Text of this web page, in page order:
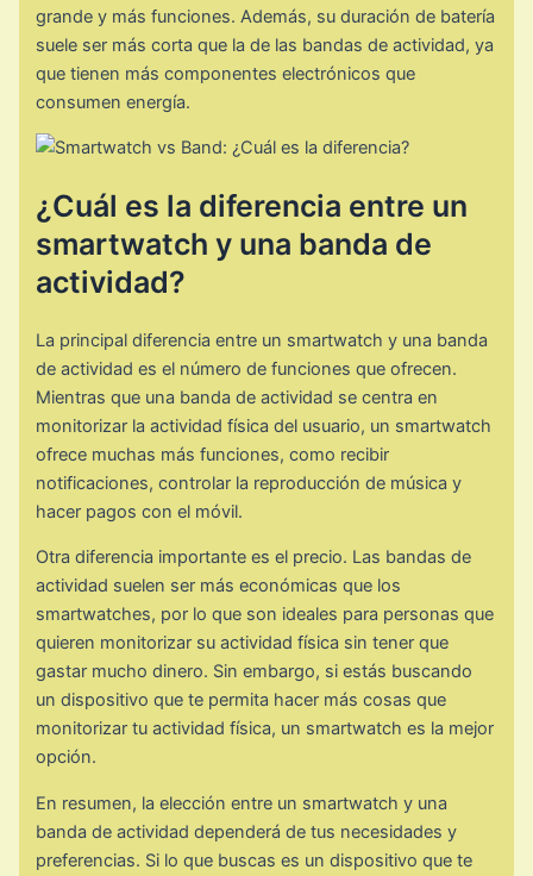
grande y más funciones. Además, su duración de batería
suele ser más corta que la de las bandas de actividad, ya
que tienen más componentes electrónicos que
consumen energía.
¿Cuál es la diferencia entre un
smartwatch y una banda de
actividad?
La principal diferencia entre un smartwatch y una banda
de actividad es el número de funciones que ofrecen.
Mientras que una banda de actividad se centra en
monitorizar la actividad física del usuario, un smartwatch
ofrece muchas más funciones, como recibir
notificaciones, controlar la reproducción de música y
hacer pagos con el móvil.
Otra diferencia importante es el precio. Las bandas de
actividad suelen ser más económicas que los
smartwatches, por lo que son ideales para personas que
quieren monitorizar su actividad física sin tener que
gastar mucho dinero. Sin embargo, si estás buscando
un dispositivo que te permita hacer más cosas que
monitorizar tu actividad física, un smartwatch es la mejor
opción.
En resumen, la elección entre un smartwatch y una
banda de actividad dependerá de tus necesidades y
preferencias. Si lo que buscas es un dispositivo que te